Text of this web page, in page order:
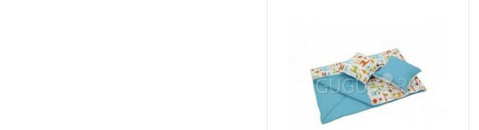
Купить в 1 клик
К сравнению
В избранное
По запросу